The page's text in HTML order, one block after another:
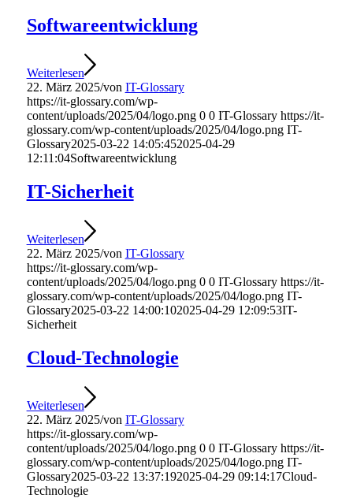
Softwareentwicklung
Weiterlesen
22. März 2025/von IT-Glossary
https://it-glossary.com/wp-
content/uploads/2025/04/logo.png 0 0 IT-Glossary https://it-
glossary.com/wp-content/uploads/2025/04/logo.png IT-
Glossary2025-03-22 14:05:452025-04-29
12:11:04Softwareentwicklung
IT-Sicherheit
Weiterlesen
22. März 2025/von IT-Glossary
https://it-glossary.com/wp-
content/uploads/2025/04/logo.png 0 0 IT-Glossary https://it-
glossary.com/wp-content/uploads/2025/04/logo.png IT-
Glossary2025-03-22 14:00:102025-04-29 12:09:53IT-
Sicherheit
Cloud-Technologie
Weiterlesen
22. März 2025/von IT-Glossary
https://it-glossary.com/wp-
content/uploads/2025/04/logo.png 0 0 IT-Glossary https://it-
glossary.com/wp-content/uploads/2025/04/logo.png IT-
Glossary2025-03-22 13:37:192025-04-29 09:14:17Cloud-
Technologie